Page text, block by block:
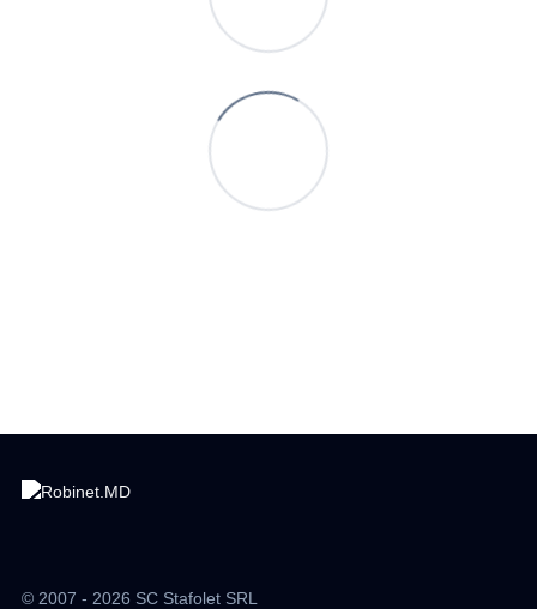
© 2007 - 2026 SC Stafolet SRL